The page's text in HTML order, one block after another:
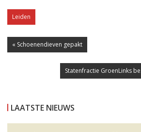
Leiden
« Schoenendieven gepakt
Statenfractie GroenLinks
LAATSTE NIEUWS